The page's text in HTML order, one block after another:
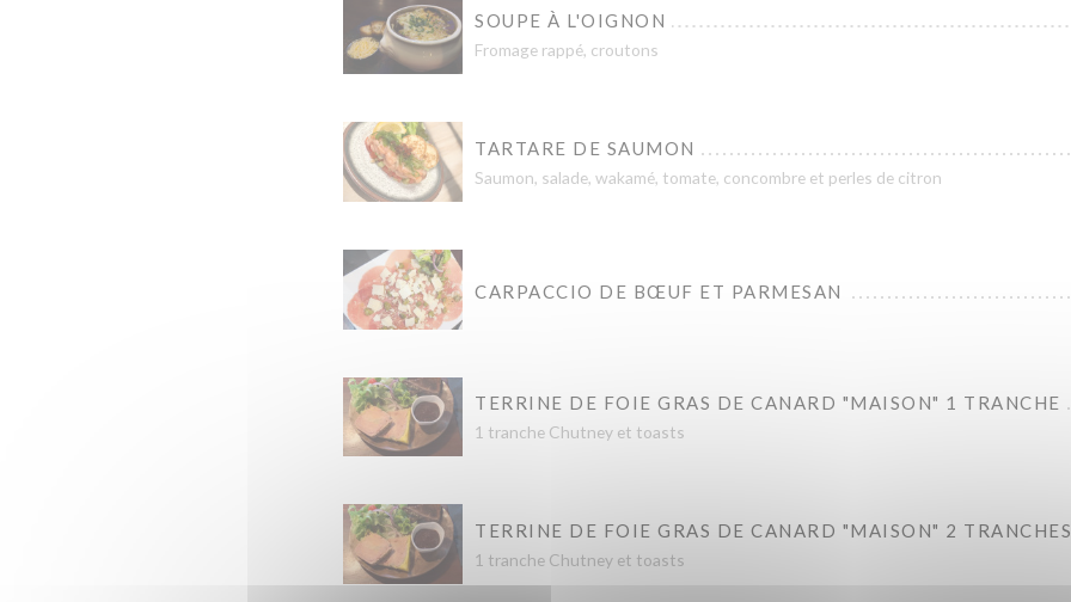
SOUPE À L'OIGNON
Fromage rappé, croutons
TARTARE DE SAUMON
Saumon, salade, wakamé, tomate, concombre et perles de citron
CARPACCIO DE BŒUF ET PARMESAN
TERRINE DE FOIE GRAS DE CANARD "MAISON" 1 TRANCHE
1 tranche Chutney et toasts
TERRINE DE FOIE GRAS DE CANARD "MAISON" 2 TRANCHES
1 tranche Chutney et toasts